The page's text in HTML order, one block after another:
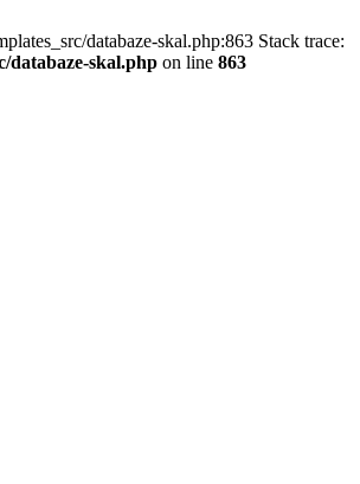
databaze-skal.php:863 Stack trace:
databaze-skal.php on line 863